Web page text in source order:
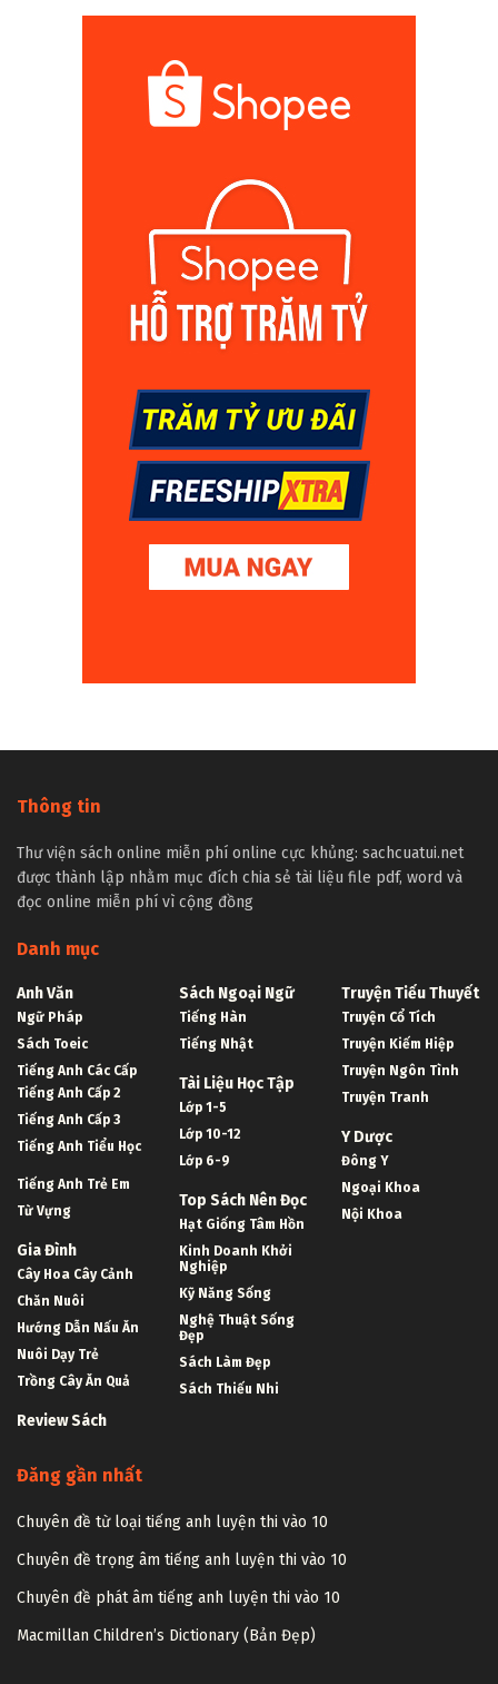
Thông tin
Thư viện sách online miễn phí online cực khủng: sachcuatui.net
được thành lập nhằm mục đích chia sẻ tài liệu file pdf, word và
đọc online miễn phí vì cộng đồng
Danh mục
Anh Văn
Ngữ Pháp
Sách Toeic
Tiếng Anh Các Cấp
Tiếng Anh Cấp 2
Tiếng Anh Cấp 3
Tiếng Anh Tiểu Học
Tiếng Anh Trẻ Em
Từ Vựng
Gia Đình
Cây Hoa Cây Cảnh
Chăn Nuôi
Hướng Dẫn Nấu Ăn
Nuôi Dạy Trẻ
Trồng Cây Ăn Quả
Review Sách
Sách Ngoại Ngữ
Tiếng Hàn
Tiếng Nhật
Tài Liệu Học Tập
Lớp 1-5
Lớp 10-12
Lớp 6-9
Top Sách Nên Đọc
Hạt Giống Tâm Hồn
Kinh Doanh Khởi
Nghiệp
Kỹ Năng Sống
Nghệ Thuật Sống
Đẹp
Sách Làm Đẹp
Sách Thiếu Nhi
Truyện Tiểu Thuyết
Truyện Cổ Tích
Truyện Kiếm Hiệp
Truyện Ngôn Tình
Truyện Tranh
Y Dược
Đông Y
Ngoại Khoa
Nội Khoa
Đăng gần nhất
Chuyên đề từ loại tiếng anh luyện thi vào 10
Chuyên đề trọng âm tiếng anh luyện thi vào 10
Chuyên đề phát âm tiếng anh luyện thi vào 10
Macmillan Children’s Dictionary (Bản Đẹp)